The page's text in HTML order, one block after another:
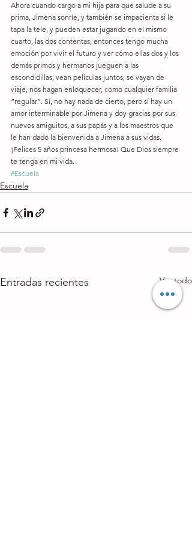
Ahora cuando cargo a mi hija para que salude a su
prima, Jimena sonríe, y también se impacienta si le
tapa la tele, y pueden estar jugando en el mismo
cuarto, las dos contentas, entonces tengo mucha
emoción por vivir el futuro y ver cómo ellas dos y los
demás primos y hermanos jueguen a las
escondidillas, vean películas juntos, se vayan de
viaje, nos hagan enloquecer, como cualquier familia
“regular”. Sí, no hay nada de cierto, pero sí hay un
amor interminable por Jimena y doy gracias por sus
nuevos amiguitos, a sus papás y a los maestros que
le han dado la bienvenida a Jimena a sus vidas.
¡Felices 5 años princesa hermosa! Que Dios siempre
te tenga en mi vida.
#Escuela
Escuela
Entradas recientes Ver todo